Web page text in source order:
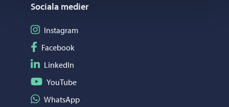
Sociala medier
Följ på Instagram
Instagram
Följ på Facebook
Facebook
Följ på LinkedIn
LinkedIn
Följ på YouTube
YouTube
Dela på WhatsApp
WhatsApp